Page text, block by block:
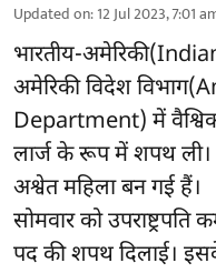
Updated on:12 Jul 2023, 7:01
भारतीय-
अमेरिकी विदेश
Department) में
लार्ज के रूप में शपथ
अश्वेत महिला बन गई हैं।
सोमवार को
पद की शपथ दिलाई।